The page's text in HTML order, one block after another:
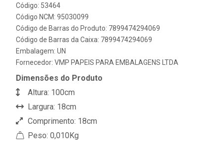
Código: 53464
Código NCM: 95030099
Código de Barras do Produto: 7899474294069
Código de Barras da Caixa: 7899474294069
Embalagem: UN
Fornecedor: VMP PAPEIS PARA EMBALAGENS LTDA
Dimensões do Produto
Altura: 100cm
Largura: 18cm
Comprimento: 18cm
Peso: 0,010Kg